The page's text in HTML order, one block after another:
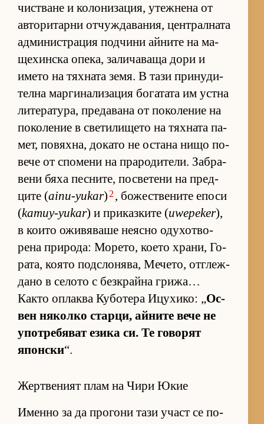
чис­т­ване и ко­ло­ни­за­ция, утеж­нена от
ав­то­ри­тарни от­чуж­да­ва­ния, цен­т­рал­ната
ад­ми­нис­т­ра­ция под­чини ай­ните на ма­
ще­хин­ска опе­ка, за­ли­ча­ваща дори и
името на тях­ната зе­мя. В тази при­ну­ди­
телна мар­ги­на­ли­за­ция бо­га­тата им ус­тна
ли­те­ра­ту­ра, пре­да­вана от по­ко­ле­ние на
по­ко­ле­ние в све­ти­ли­щето на тях­ната па­
мет, по­вях­на, до­като не ос­тана нищо по­
вече от спо­мени на пра­ро­ди­те­ли. Заб­ра­
вени бяха пес­ни­те, пос­ве­тени на пред­
ците (ainu-yukar) 2 , бо­жес­т­ве­ните епоси
(kamuy-yukar) и при­каз­ките (uwepeker),
в ко­ито ожи­вя­ваше не­ясно оду­хот­во­
рена при­ро­да: Мо­ре­то, ко­ето хра­ни, Го­
ра­та, ко­ято под­с­ло­ня­ва, Ме­че­то, от­г­леж­
дано в се­лото с без­к­райна гри­жа…
Както оп­лаква Ку­бо­тера Ицу­хи­ко: „Ос­
вен ня­колко стар­ци, ай­ните вече не
упот­ре­бя­ват езика си. Те го­во­рят
япон­ски“.
Жертвеният плам на Чири Юкие
Именно за да про­гони тази участ се по­